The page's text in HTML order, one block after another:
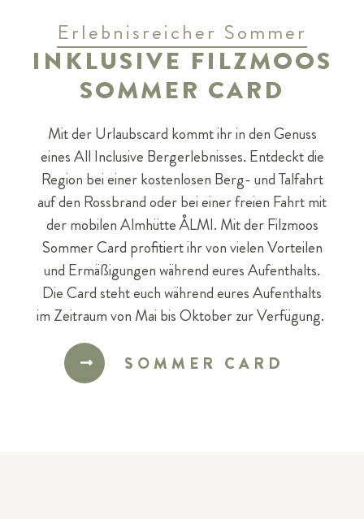
Erlebnisreicher Sommer
INKLUSIVE FILZMOOS
SOMMER CARD
Mit der Urlaubscard kommt ihr in den Genuss
eines All Inclusive Bergerlebnisses. Entdeckt die
Region bei einer kostenlosen Berg- und Talfahrt
auf den Rossbrand oder bei einer freien Fahrt mit
der mobilen Almhütte ÅLMI. Mit der Filzmoos
Sommer Card profitiert ihr von vielen Vorteilen
und Ermäßigungen während eures Aufenthalts.
Die Card steht euch während eures Aufenthalts
im Zeitraum von Mai bis Oktober zur Verfügung.
SOMMER CARD